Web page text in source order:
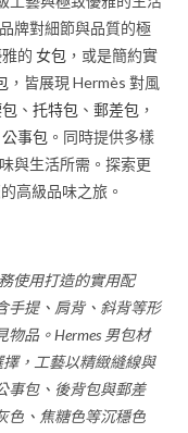
牌對細節與品質的極
雅的女包 ，或是簡約實
，皆展現 Hermès 對風
、托特包 、郵差包 ，
公事包 。同時提供多樣
與生活所需。探索更
高級品味之旅。
使用打造的實用配
手提、肩背、斜背等形
品。Hermes 男包材
擇，工藝以精緻縫線與
事包、後背包與郵差
色、焦糖色等沉穩色